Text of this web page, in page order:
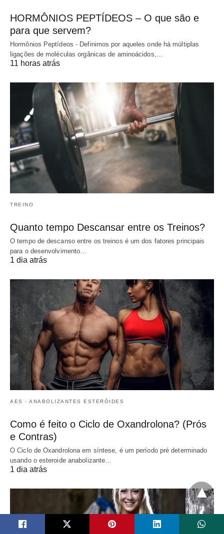
HORMÔNIOS PEPTÍDEOS – O que são e
para que servem?
Hormônios Peptídeos - Definimos por aqueles onde há múltiplas
ligações de moléculas orgânicas de aminoácidos,…
11 horas atrás
TREINO
Quanto tempo Descansar entre os Treinos?
O tempo de descanso entre os treinos é um dos fatores principais
para o desenvolvimento…
1 dia atrás
AES - ANABOLIZANTES ESTERÓIDES
Como é feito o Ciclo de Oxandrolona? (Prós
e Contras)
O Ciclo de Oxandrolona em síntese, é um período pré determinado
usando o esteroide anabolizante…
1 dia atrás